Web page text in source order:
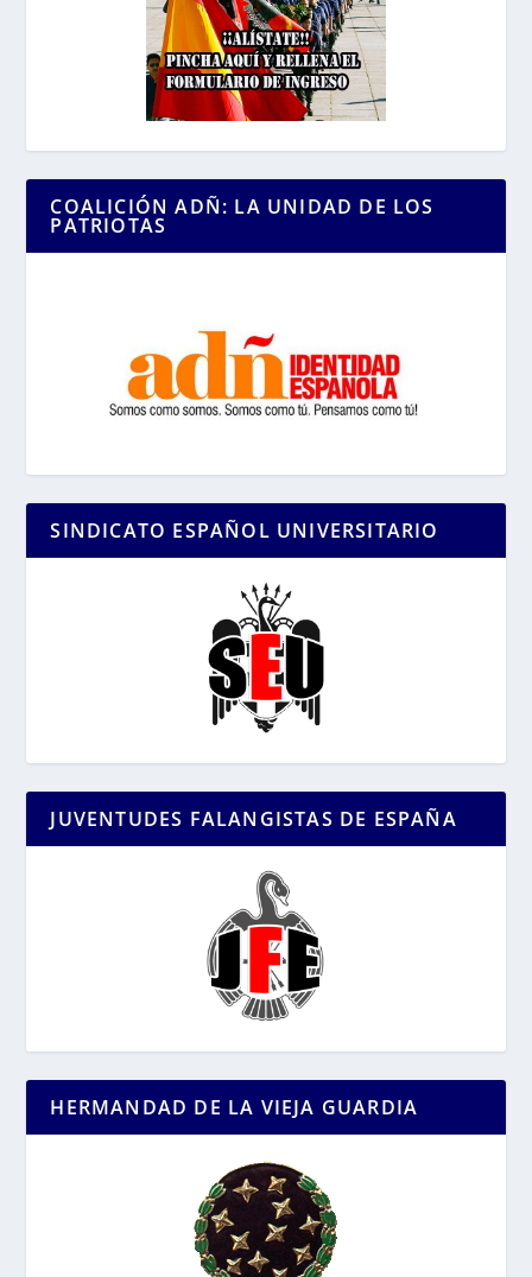
COALICIÓN ADÑ: LA UNIDAD DE LOS
PATRIOTAS
SINDICATO ESPAÑOL UNIVERSITARIO
JUVENTUDES FALANGISTAS DE ESPAÑA
HERMANDAD DE LA VIEJA GUARDIA